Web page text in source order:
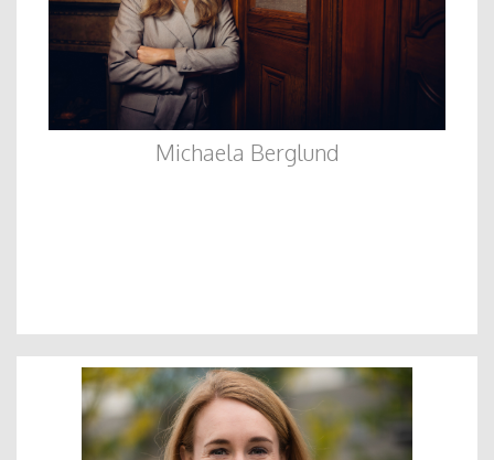
Michaela Berglund